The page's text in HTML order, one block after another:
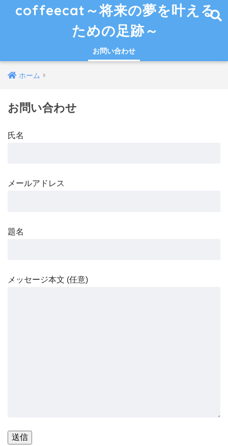
coffeecat～将来の夢を叶える
ための足跡～
お問い合わせ
ホーム
お問い合わせ
氏名
メールアドレス
題名
メッセージ本文 (任意)